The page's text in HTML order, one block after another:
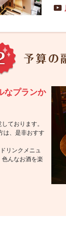
なプランか
ております。
は、是非おすす
リンクメニュ
んなお酒を楽